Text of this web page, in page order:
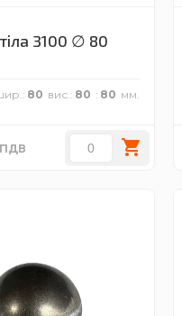
3100 ∅ 80
80 вис. 80 80